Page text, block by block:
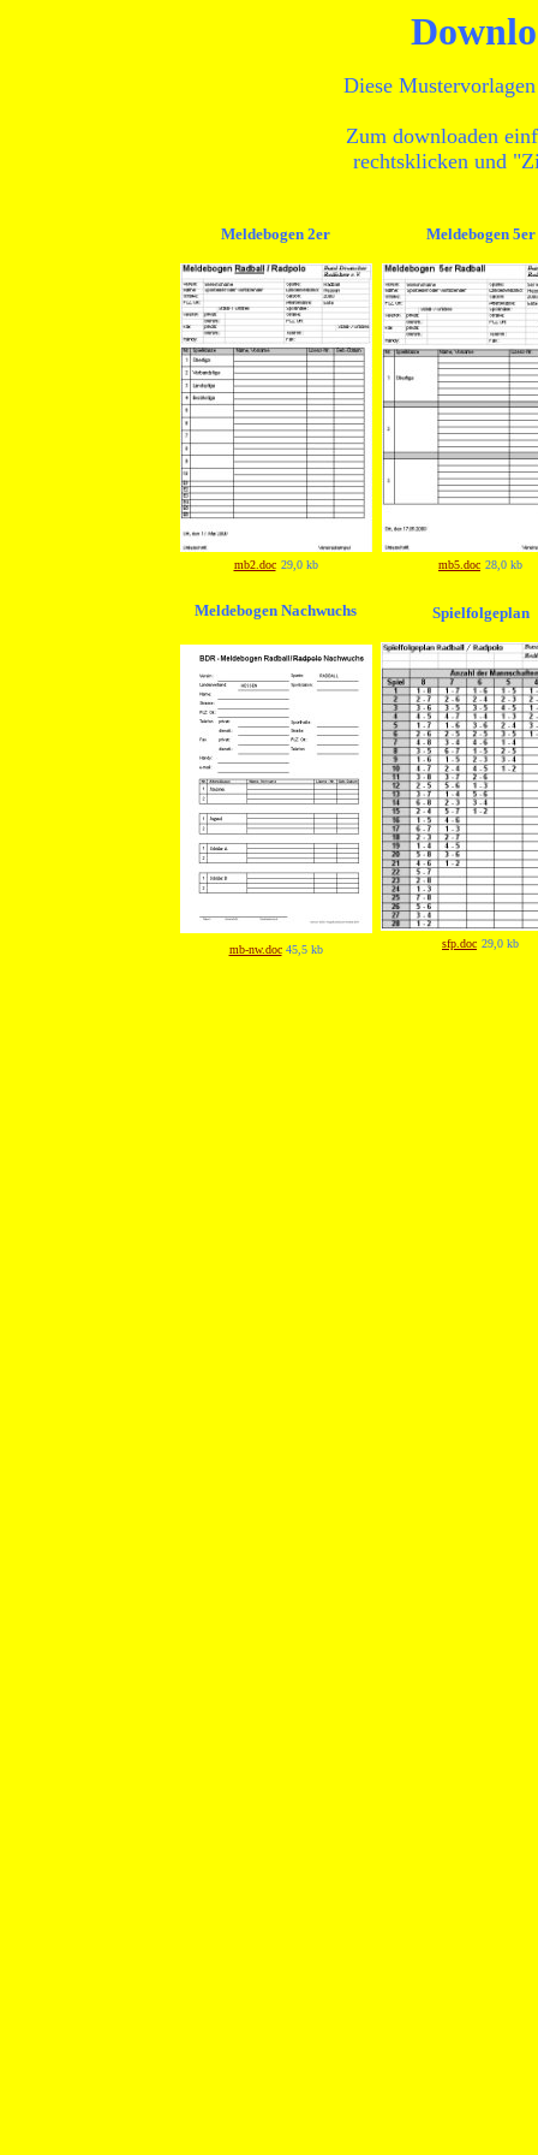
Diese
Zum downloaden
rechtsklicken und
Meldebogen 2er
mb2.doc 29,0 kb
Meldebogen 5er
mb5.doc 28,0 kb
Meldebogen Nachwuchs
mb-nw.doc45,5 kb
Spielfolgeplan
sfp.doc 29,0 kb